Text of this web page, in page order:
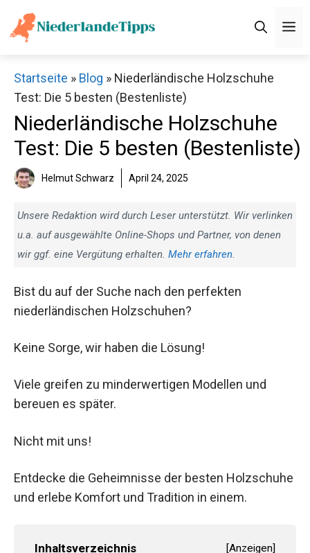
Inhalt
Startseite » Blog » Niederländische Holzschuhe
Test: Die 5 besten (Bestenliste)
Niederländische Holzschuhe
Test: Die 5 besten (Bestenliste)
Helmut Schwarz April 24, 2025
Unsere Redaktion wird durch Leser unterstützt. Wir verlinken
u.a. auf ausgewählte Online-Shops und Partner, von denen
wir ggf. eine Vergütung erhalten. Mehr erfahren.
Bist du auf der Suche nach den perfekten
niederländischen Holzschuhen?
Keine Sorge, wir haben die Lösung!
Viele greifen zu minderwertigen Modellen und
bereuen es später.
Nicht mit uns!
Entdecke die Geheimnisse der besten Holzschuhe
und erlebe Komfort und Tradition in einem.
Inhaltsverzeichnis [Anzeigen]